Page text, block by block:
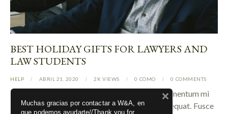
BEST HOLIDAY GIFTS FOR LAWYERS AND
LAW STUDENTS
HELP ABRIL 21, 2020 2K VIEWS 0 COMO 0 COMMENTS
Q Proin faucibus nec mauris a sodales, sed elementum mi
tincidunt. Sed eget viverra egestas nisi in consequat. Fusce
Muchas gracias por contactar a W&A, en
que podemos ayudarte//Thank you for